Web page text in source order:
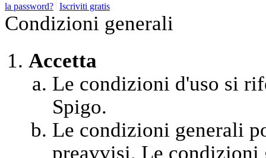
la password? Iscriviti gratis
Condizioni generali
Accetta
Le condizioni d'uso si
Spigo.
Le condizioni generali
preavvisi. Le condizioni